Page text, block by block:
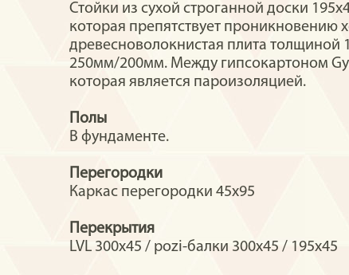
Стойки из сухой строганной доски
которая препятствует
древесноволокнистая плита толщиной
250мм/200мм. Между гипсокартоном
которая является пароизоляцией.
Полы
В фундаменте.
Перегородки
Каркас перегородки 45х95
Перекрытия
LVL 300x45 / pozi-балки 300х45 / 195х45